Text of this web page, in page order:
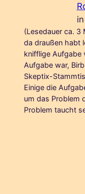
in
(Lesedauer ca. 3
da draußen habt
knifflige Aufgabe
Aufgabe war,
Skeptix-
Einige die
um das Problem
Problem taucht